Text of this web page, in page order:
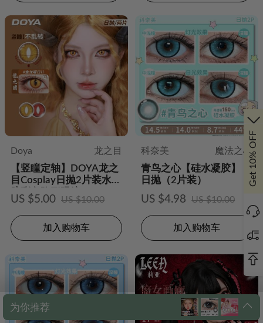
Get 10% OFF
Doya
龙之目
【竖瞳定轴】DOYA龙之
目Cosplay日抛2片装水凝
胶彩色隐形眼镜
US $5.00 US $10.00
加入购物车
科奈美
魔法之心
青鸟之心【硅水凝胶】 |
日抛（2片装）
US $4.98 US $10.00
加入购物车
为你推荐